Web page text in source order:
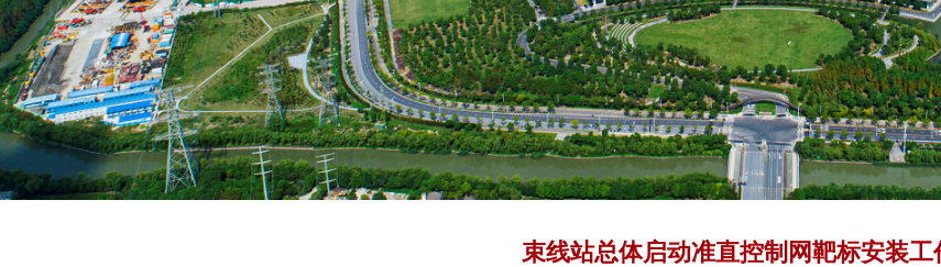
束线站总体启动准直控制网靶标安装工